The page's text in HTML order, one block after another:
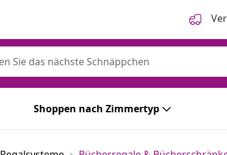
Shoppen nach Zimmertyp